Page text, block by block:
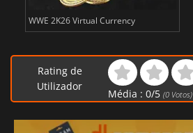
WWE 2K26 Virtual Currency
Rating de
Utilizador
Média : 0/5 (0Votos)